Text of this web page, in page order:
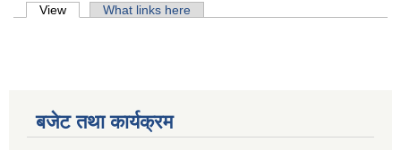
Primary tabs
View (active tab)What links here
बजेट तथा कार्यक्रम